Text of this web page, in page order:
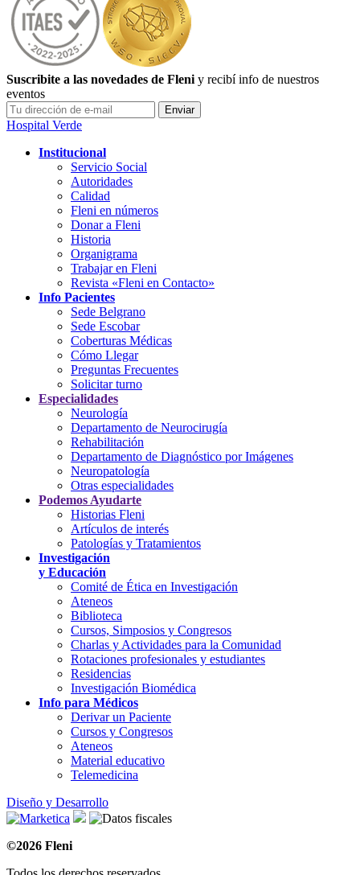
Suscribite a las novedades de Fleni y recibí info de nuestros
eventos
Hospital Verde
Institucional
Servicio Social
Autoridades
Calidad
Fleni en números
Donar a Fleni
Historia
Organigrama
Trabajar en Fleni
Revista «Fleni en Contacto»
Info Pacientes
Sede Belgrano
Sede Escobar
Coberturas Médicas
Cómo Llegar
Preguntas Frecuentes
Solicitar turno
Especialidades
Neurología
Departamento de Neurocirugía
Rehabilitación
Departamento de Diagnóstico por Imágenes
Neuropatología
Otras especialidades
Podemos Ayudarte
Historias Fleni
Artículos de interés
Patologías y Tratamientos
Investigación
y Educación
Comité de Ética en Investigación
Ateneos
Biblioteca
Cursos, Simposios y Congresos
Charlas y Actividades para la Comunidad
Rotaciones profesionales y estudiantes
Residencias
Investigación Biomédica
Info para Médicos
Derivar un Paciente
Cursos y Congresos
Ateneos
Material educativo
Telemedicina
Diseño y Desarrollo
©2026 Fleni